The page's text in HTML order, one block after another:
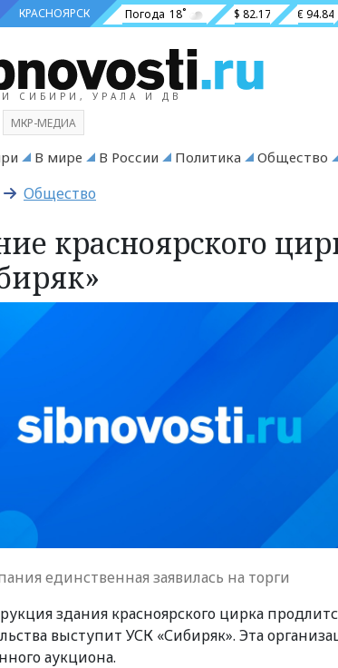
КРАСНОЯРСК Погода 18˚ $ 82.17 € 94.84
СИБИРИ, УРАЛА И ДВ
МКР-МЕДИА
В мире В России Политика Общество
Общество
красноярского
единственная заявилась на торги
здания красноярского цирка
выступит УСК «Сибиряк». Эта
аукциона.